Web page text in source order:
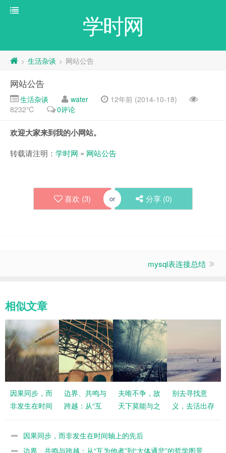
学时网
> 生活杂谈 > 网站公告
网站公告
生活杂谈 water
12年前 (2014-10-18)
8232℃
0评论
欢迎大家来到我的小网站。
转载请注明： 学时网 » 网站公告
喜欢 (3) or 分享 (0)
mysql表连接总结
相似文章
因果同步，而
非发生在时间
边界、共鸣与
跨越：从“互
体通悲”的哲
夫唯不争，故
天下莫能与之
别去寻找意
义，去活出存
因果同步，而非发生在时间轴上的先后
边界、共鸣与跨越：从“互为他者”到“大体通悲”的哲学图景